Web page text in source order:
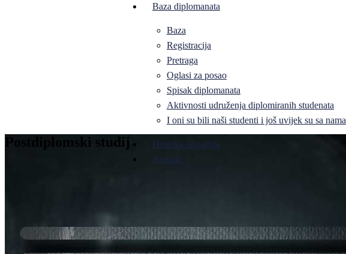
Baza diplomanata
Baza
Registracija
Pretraga
Oglasi za posao
Spisak diplomanata
Aktivnosti udruženja diplomiranih studenata
I oni su bili naši studenti i još uvijek su sa nama
Hronika događaja
Kontakt
Postdiplomski studij